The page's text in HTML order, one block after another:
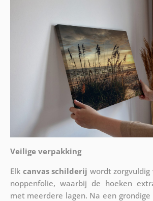
Veilige verpakking
Elk canvas schilderij wordt
noppenfolie, waarbij de hoeken
met meerdere lagen. Na een